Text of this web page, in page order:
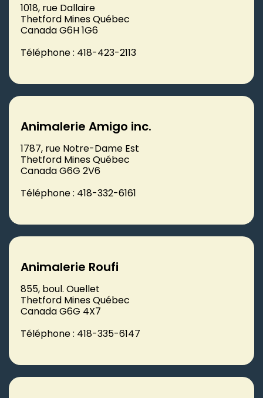
1018, rue Dallaire
Thetford Mines Québec
Canada G6H 1G6
Téléphone : 418-423-2113
Animalerie Amigo inc.
1787, rue Notre-Dame Est
Thetford Mines Québec
Canada G6G 2V6
Téléphone : 418-332-6161
Animalerie Roufi
855, boul. Ouellet
Thetford Mines Québec
Canada G6G 4X7
Téléphone : 418-335-6147